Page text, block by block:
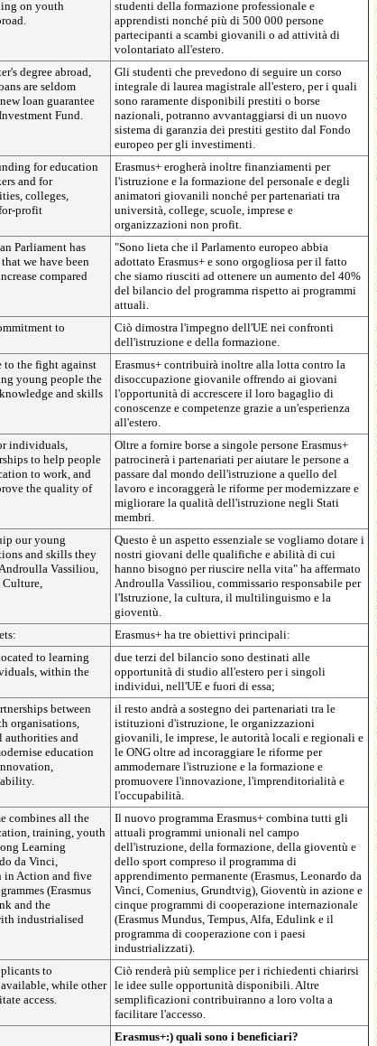
on youth
studenti della formazione professionale e
apprendisti nonché più di 500 000 persone
partecipanti a scambi giovanili o ad attività di
volontariato all'estero.
degree abroad,
are seldom
loan guarantee
Fund.
Gli studenti che prevedono di seguire un corso
integrale di laurea magistrale all'estero, per i quali
sono raramente disponibili prestiti o borse
nazionali, potranno avvantaggiarsi di un nuovo
sistema di garanzia dei prestiti gestito dal Fondo
europeo per gli investimenti.
for education
and for
colleges,
profit
Erasmus+ erogherà inoltre finanziamenti per
l'istruzione e la formazione del personale e degli
animatori giovanili nonché per partenariati tra
università, college, scuole, imprese e
organizzazioni non profit.
Parliament has
we have been
compared
"Sono lieta che il Parlamento europeo abbia
adottato Erasmus+ e sono orgogliosa per il fatto
che siamo riusciti ad ottenere un aumento del 40%
del bilancio del programma rispetto ai programmi
attuali.
to
Ciò dimostra l'impegno dell'UE nei confronti
dell'istruzione e della formazione.
to the fight against
young people the
and skills
Erasmus+ contribuirà inoltre alla lotta contro la
disoccupazione giovanile offrendo ai giovani
l'opportunità di accrescere il loro bagaglio di
conoscenze e competenze grazie a un'esperienza
all'estero.
individuals,
to help people
to work, and
the quality of
Oltre a fornire borse a singole persone Erasmus+
patrocinerà i partenariati per aiutare le persone a
passare dal mondo dell'istruzione a quello del
lavoro e incoraggerà le riforme per modernizzare e
migliorare la qualità dell'istruzione negli Stati
membri.
our young
and skills they
Vassiliou,
Culture,
Questo è un aspetto essenziale se vogliamo dotare i
nostri giovani delle qualifiche e abilità di cui
hanno bisogno per riuscire nella vita" ha affermato
Androulla Vassiliou, commissario responsabile per
l'Istruzione, la cultura, il multilinguismo e la
gioventù.
Erasmus+ ha tre obiettivi principali:
to learning
within the
due terzi del bilancio sono destinati alle
opportunità di studio all'estero per i singoli
individui, nell'UE e fuori di essa;
between
organisations,
authorities and
education
il resto andrà a sostegno dei partenariati tra le
istituzioni d'istruzione, le organizzazioni
giovanili, le imprese, le autorità locali e regionali e
le ONG oltre ad incoraggiare le riforme per
ammodernare l'istruzione e la formazione e
promuovere l'innovazione, l'imprenditorialità e
l'occupabilità.
combines all the
training, youth
Learning
da Vinci,
in Action and five
(Erasmus
and the
industrialised
Il nuovo programma Erasmus+ combina tutti gli
attuali programmi unionali nel campo
dell'istruzione, della formazione, della gioventù e
dello sport compreso il programma di
apprendimento permanente (Erasmus, Leonardo da
Vinci, Comenius, Grundtvig), Gioventù in azione e
cinque programmi di cooperazione internazionale
(Erasmus Mundus, Tempus, Alfa, Edulink e il
programma di cooperazione con i paesi
industrializzati).
to
while other
access.
Ciò renderà più semplice per i richiedenti chiarirsi
le idee sulle opportunità disponibili. Altre
semplificazioni contribuiranno a loro volta a
facilitare l'accesso.
Erasmus+:) quali sono i beneficiari?